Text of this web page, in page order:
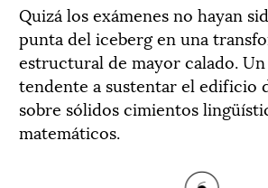
Quizá los exámenes no hayan
punta del iceberg en una
estructural de mayor calado.
tendente a sustentar el edificio
sobre sólidos cimientos
matemáticos.